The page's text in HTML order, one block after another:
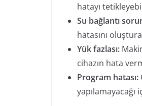
hatayı
Su bağlantı
hatasını
Yük fazlası:
cihazın hata
Program hatası:
yapılamayacağı